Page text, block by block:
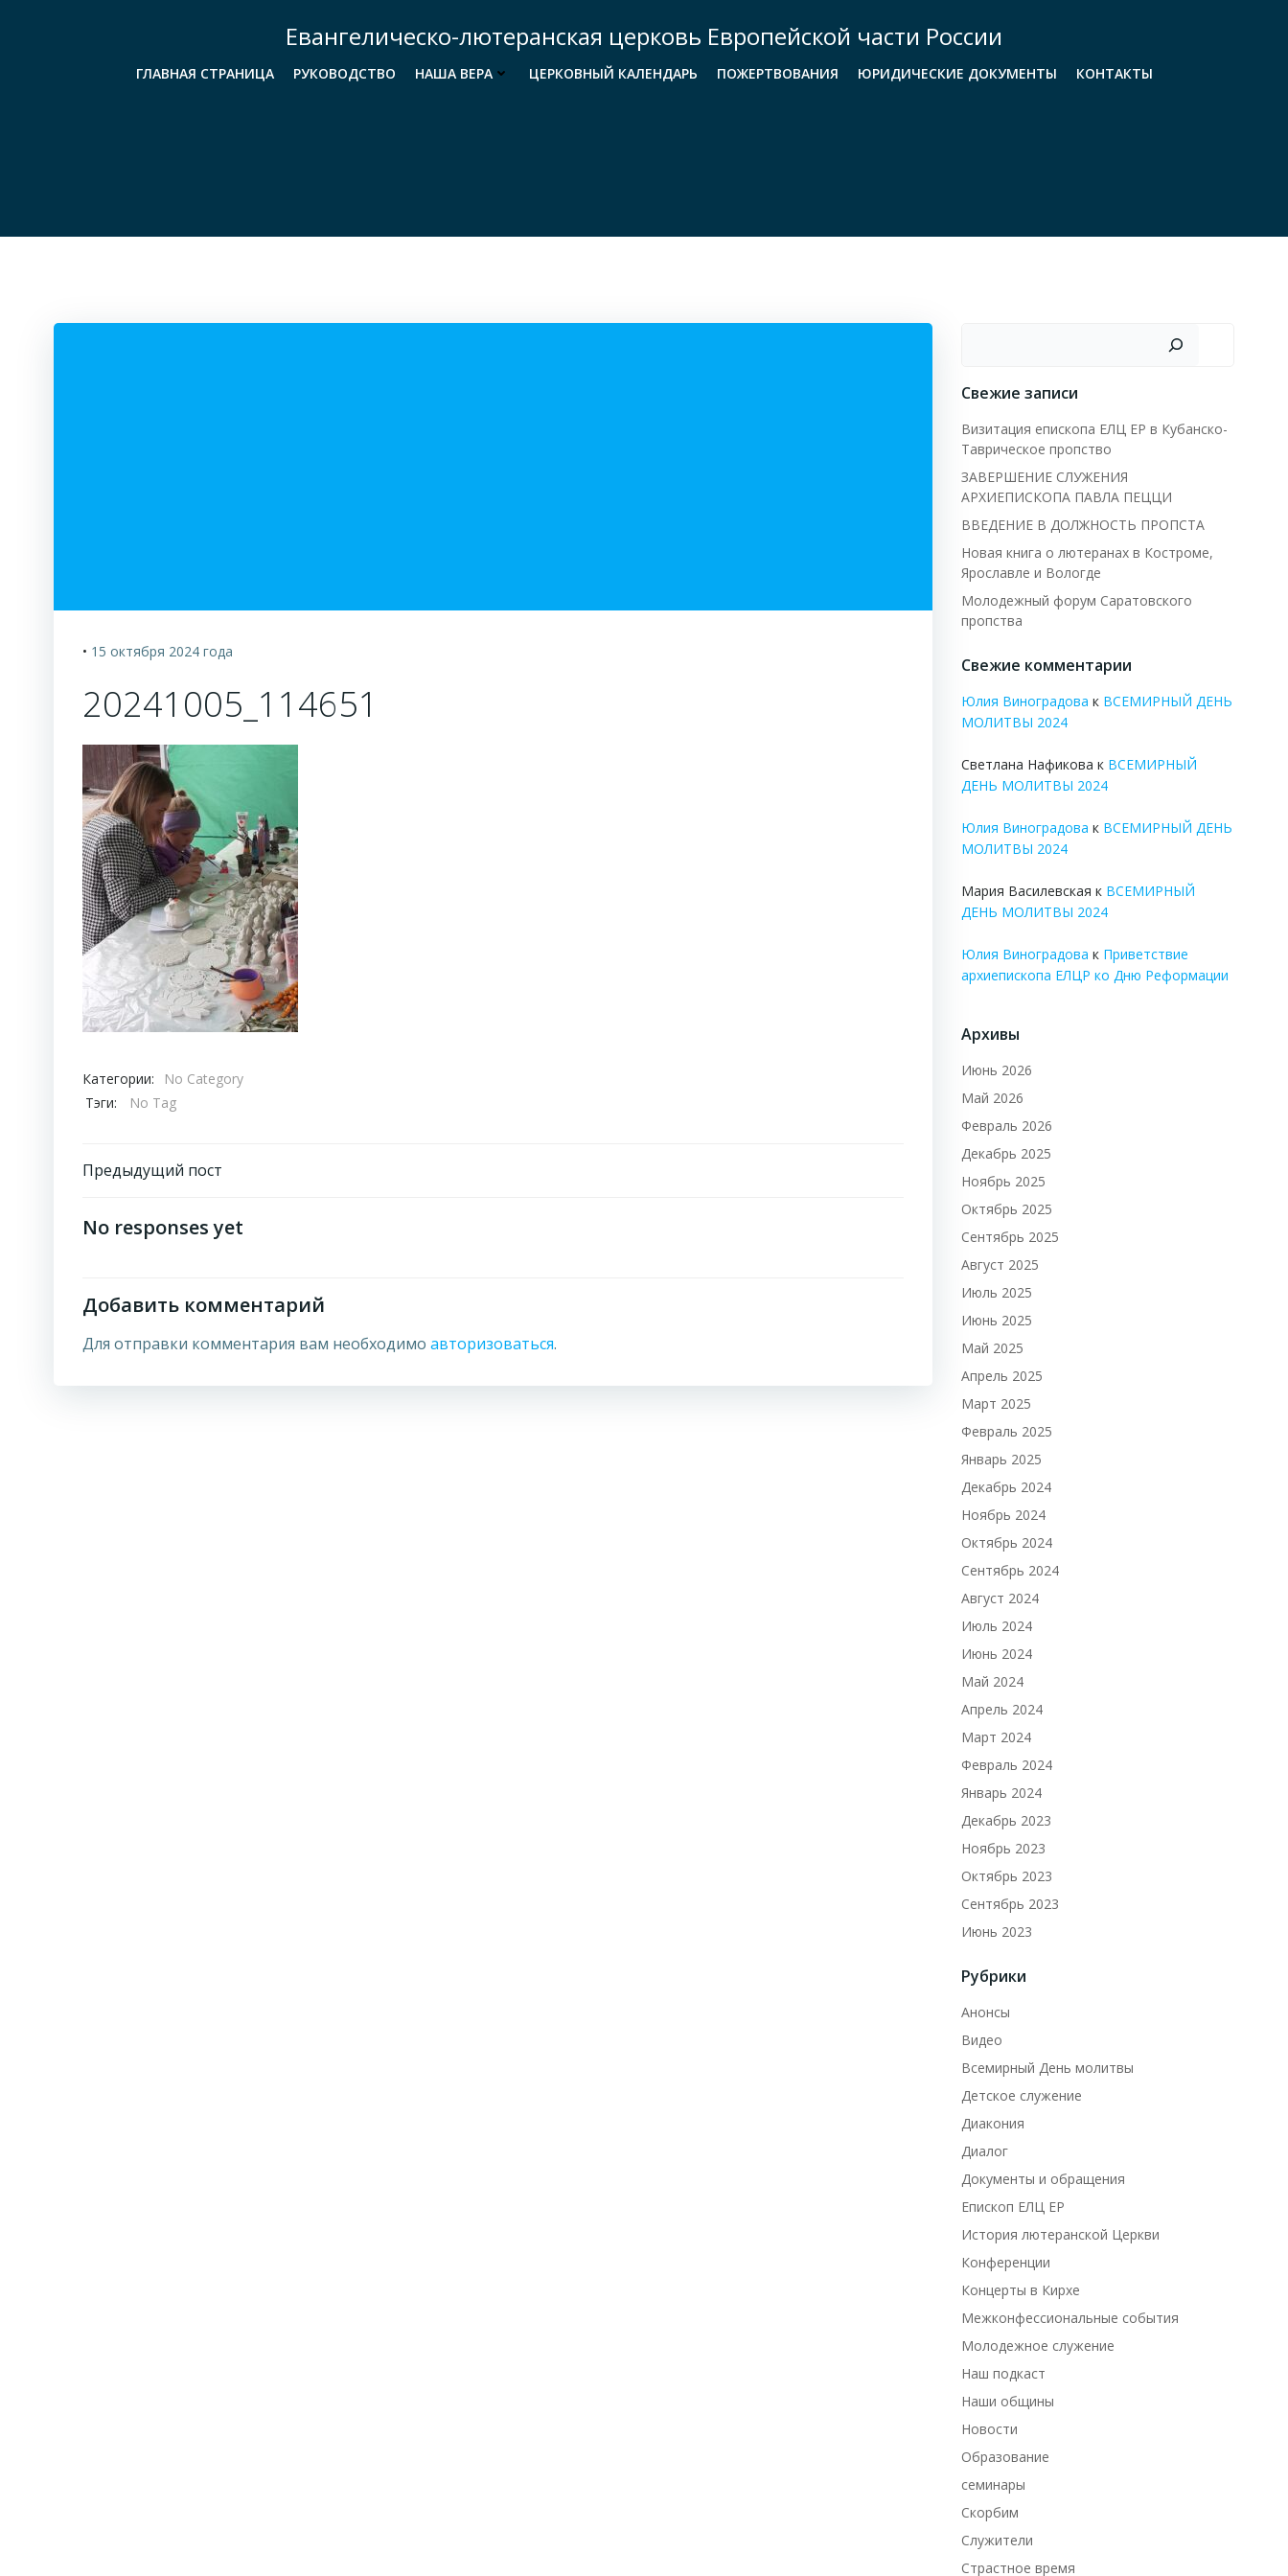
Евангелическо-лютеранская церковь Европейской части России
ГЛАВНАЯ СТРАНИЦА РУКОВОДСТВО НАША ВЕРА ЦЕРКОВНЫЙ КАЛЕНДАРЬ ПОЖЕРТВОВАНИЯ ЮРИДИЧЕСКИЕ ДОКУМЕНТЫ КОНТАКТЫ
• 15 октября 2024 года
20241005_114651
Категории:
No Category
Тэги:
No Tag
Навигация
по
Предыдущий пост
No responses yet
Добавить комментарий
Для отправки комментария вам необходимо авторизоваться.
Свежие записи
Визитация епископа ЕЛЦ ЕР в Кубанско-
Таврическое пропство
ЗАВЕРШЕНИЕ СЛУЖЕНИЯ
АРХИЕПИСКОПА ПАВЛА ПЕЦЦИ
ВВЕДЕНИЕ В ДОЛЖНОСТЬ ПРОПСТА
Новая книга о лютеранах в Костроме,
Ярославле и Вологде
Молодежный форум Саратовского
пропства
Свежие комментарии
Юлия Виноградова к ВСЕМИРНЫЙ ДЕНЬ
МОЛИТВЫ 2024
Светлана Нафикова к ВСЕМИРНЫЙ
ДЕНЬ МОЛИТВЫ 2024
Юлия Виноградова к ВСЕМИРНЫЙ ДЕНЬ
МОЛИТВЫ 2024
Мария Василевская к ВСЕМИРНЫЙ
ДЕНЬ МОЛИТВЫ 2024
Юлия Виноградова к Приветствие
архиепископа ЕЛЦР ко Дню Реформации
Архивы
Июнь 2026
Май 2026
Февраль 2026
Декабрь 2025
Ноябрь 2025
Октябрь 2025
Сентябрь 2025
Август 2025
Июль 2025
Июнь 2025
Май 2025
Апрель 2025
Март 2025
Февраль 2025
Январь 2025
Декабрь 2024
Ноябрь 2024
Октябрь 2024
Сентябрь 2024
Август 2024
Июль 2024
Июнь 2024
Май 2024
Апрель 2024
Март 2024
Февраль 2024
Январь 2024
Декабрь 2023
Ноябрь 2023
Октябрь 2023
Сентябрь 2023
Июнь 2023
Рубрики
Анонсы
Видео
Всемирный День молитвы
Детское служение
Диакония
Диалог
Документы и обращения
Епископ ЕЛЦ ЕР
История лютеранской Церкви
Конференции
Концерты в Кирхе
Межконфессиональные события
Молодежное служение
Наш подкаст
Наши общины
Новости
Образование
семинары
Скорбим
Служители
Страстное время